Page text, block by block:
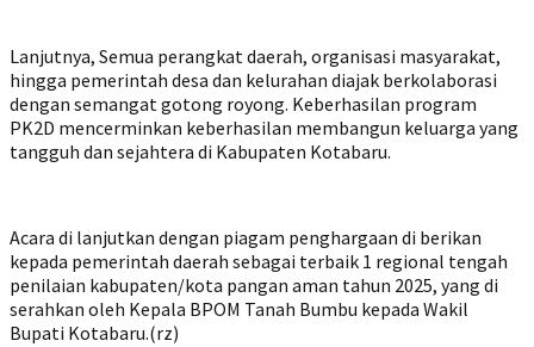
‎Lanjutnya, Semua perangkat daerah, organisasi masyarakat,
hingga pemerintah desa dan kelurahan diajak berkolaborasi
dengan semangat gotong royong. Keberhasilan program
PK2D mencerminkan keberhasilan membangun keluarga yang
tangguh dan sejahtera di Kabupaten Kotabaru.
‎Acara di lanjutkan dengan piagam penghargaan di berikan
kepada pemerintah daerah sebagai terbaik 1 regional tengah
penilaian kabupaten/kota pangan aman tahun 2025, yang di
serahkan oleh Kepala BPOM Tanah Bumbu kepada Wakil
Bupati Kotabaru.(rz)